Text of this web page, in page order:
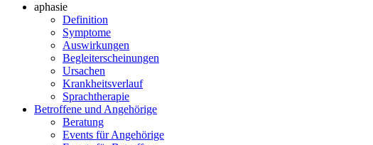
aphasie
Definition
Symptome
Auswirkungen
Begleiterscheinungen
Ursachen
Krankheitsverlauf
Sprachtherapie
Betroffene und Angehörige
Beratung
Events für Angehörige